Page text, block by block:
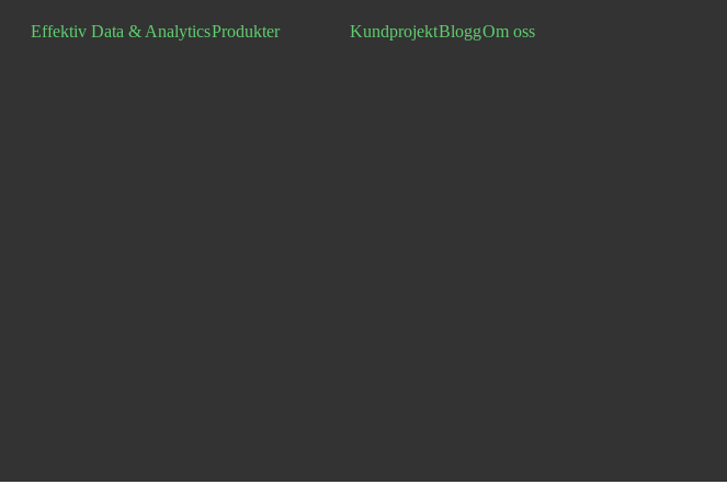
Effektiv Data & AnalyticsProdukter KundprojektBloggOm oss